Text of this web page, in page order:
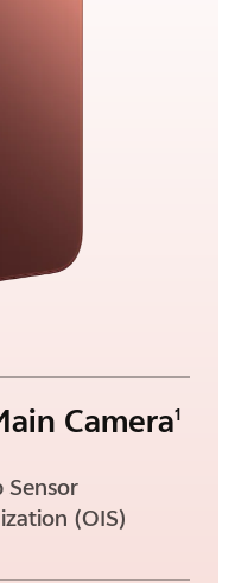
Camera1
Sensor
(OIS)